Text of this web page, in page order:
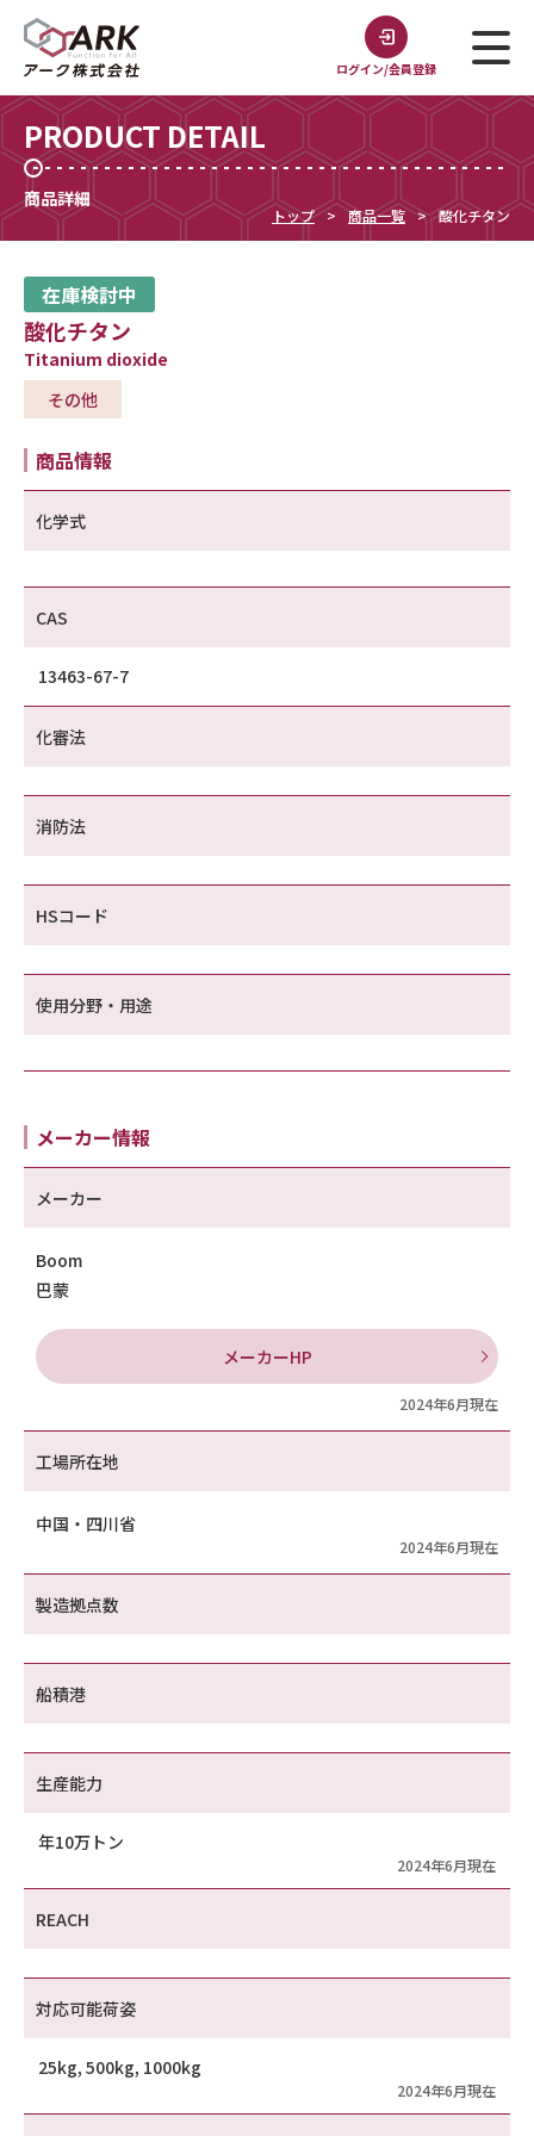
ログイン/会員登録
PRODUCT DETAIL
商品詳細
トップ 商品一覧 酸化チタン
在庫検討中
酸化チタン
Titanium dioxide
その他
商品情報
化学式
CAS
13463-67-7
化審法
消防法
HSコード
使用分野・用途
メーカー情報
メーカー
Boom
巴蒙
メーカーHP
2024年6月現在
工場所在地
中国・四川省
2024年6月現在
製造拠点数
船積港
生産能力
年10万トン
2024年6月現在
REACH
対応可能荷姿
25kg, 500kg, 1000kg
2024年6月現在